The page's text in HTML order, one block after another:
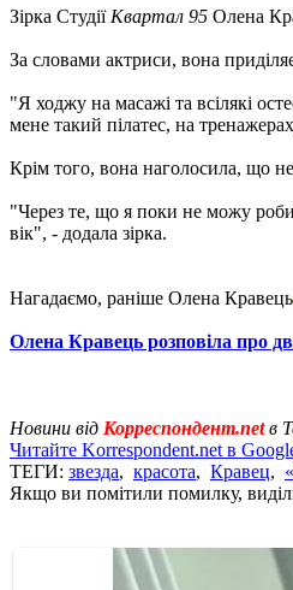
Зірка Студії Квартал 95 Олена
За словами актриси, вона
"Я ходжу на масажі та всілякі
мене такий пілатес, на
Крім того, вона наголосила, що
"Через те, що я поки не можу
вік", - додала зірка.
Нагадаємо, раніше Олена Кравець
Олена Кравець розповіла про
Новини від Корреспондент.netв
Читайте Korrespondent.net в
ТЕГИ: звезда, красота, Кравец,
Якщо ви помітили помилку,